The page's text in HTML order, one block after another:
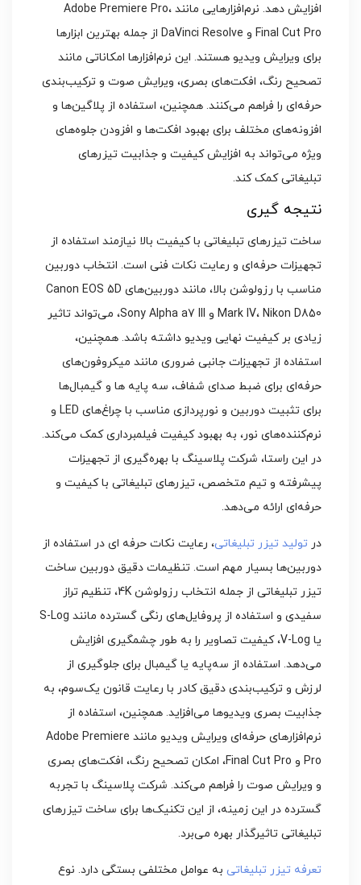
افزایش دهد. نرم‌افزارهایی مانند Adobe Premiere Pro،
Final Cut Pro و DaVinci Resolve از جمله بهترین ابزارها
برای ویرایش ویدیو هستند. این نرم‌افزارها امکاناتی مانند
تصحیح رنگ، افکت‌های بصری، ویرایش صوت و ترکیب‌بندی
حرفه‌ای را فراهم می‌کنند. همچنین، استفاده از پلاگین‌ها و
افزونه‌های مختلف برای بهبود افکت‌ها و افزودن جلوه‌های
ویژه می‌تواند به افزایش کیفیت و جذابیت تیزرهای
تبلیغاتی کمک کند.
نتیجه گیری
ساخت تیزرهای تبلیغاتی با کیفیت بالا نیازمند استفاده از
تجهیزات حرفه‌ای و رعایت نکات فنی است. انتخاب دوربین
مناسب با رزولوشن بالا، مانند دوربین‌های Canon EOS 5D
Mark IV، Nikon D850 و Sony Alpha a7 III، می‌تواند تاثیر
زیادی بر کیفیت نهایی ویدیو داشته باشد. همچنین،
استفاده از تجهیزات جانبی ضروری مانند میکروفون‌های
حرفه‌ای برای ضبط صدای شفاف، سه‌ پایه‌ ها و گیمبال‌ها
برای تثبیت دوربین و نورپردازی مناسب با چراغ‌های LED و
نرم‌کننده‌های نور، به بهبود کیفیت فیلمبرداری کمک می‌کند.
در این راستا، شرکت پلاسینگ با بهره‌گیری از تجهیزات
پیشرفته و تیم متخصص، تیزرهای تبلیغاتی با کیفیت و
حرفه‌ای ارائه می‌دهد.
در تولید تیزر تبلیغاتی، رعایت نکات حرفه‌ ای در استفاده از
دوربین‌ها بسیار مهم است. تنظیمات دقیق دوربین ساخت
تیزر تبلیغاتی از جمله انتخاب رزولوشن 4K، تنظیم تراز
سفیدی و استفاده از پروفایل‌های رنگی گسترده مانند S-Log
یا V-Log، کیفیت تصاویر را به طور چشمگیری افزایش
می‌دهد. استفاده از سه‌پایه یا گیمبال برای جلوگیری از
لرزش و ترکیب‌بندی دقیق کادر با رعایت قانون یک‌سوم، به
جذابیت بصری ویدیوها می‌افزاید. همچنین، استفاده از
نرم‌افزارهای حرفه‌ای ویرایش ویدیو مانند Adobe Premiere
Pro و Final Cut Pro، امکان تصحیح رنگ، افکت‌های بصری
و ویرایش صوت را فراهم می‌کند. شرکت پلاسینگ با تجربه
گسترده در این زمینه، از این تکنیک‌ها برای ساخت تیزرهای
تبلیغاتی تاثیرگذار بهره می‌برد.
تعرفه تیزر تبلیغاتی به عوامل مختلفی بستگی دارد. نوع